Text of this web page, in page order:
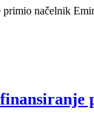
načelnik